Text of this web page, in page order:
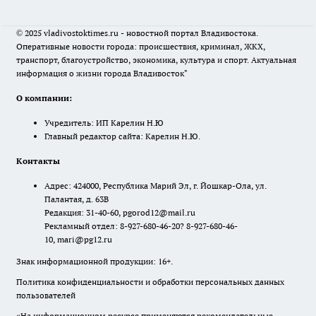
© 2025 vladivostoktimes.ru - новостной портал Владивостока.
Оперативные новости города: происшествия, криминал, ЖКХ,
транспорт, благоустройство, экономика, культура и спорт. Актуальная
информация о жизни города Владивосток"
О компании:
Учредитель: ИП Карелин Н.Ю
Главный редактор сайта: Карелин Н.Ю.
Контакты
Адрес: 424000, Республика Марий Эл, г. Йошкар-Ола, ул.
Палантая, д. 63В
Редакция: 31-40-60, pgorod12@mail.ru
Рекламный отдел: 8-927-680-46-20? 8-927-680-46-
10, mari@pg12.ru
Знак информационной продукции: 16+.
Политика конфиденциальности и обработки персональных данных
пользователей